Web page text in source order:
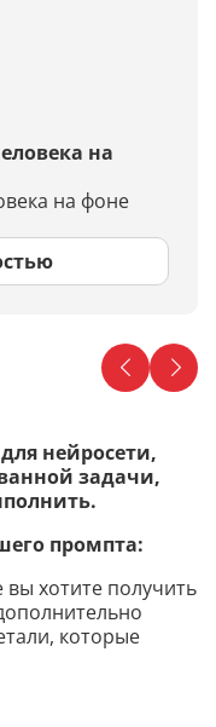
на
на фоне
нейросети,
задачи,
промпта:
хотите получить
которые